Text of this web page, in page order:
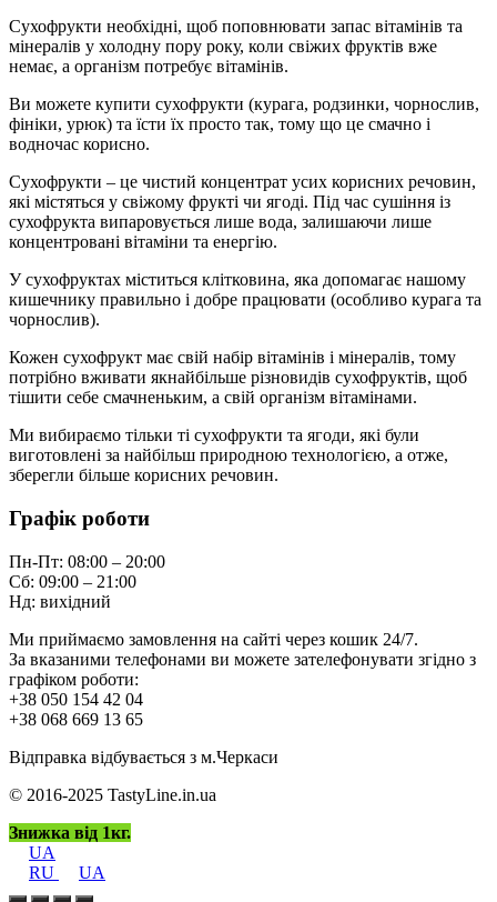
Сухофрукти необхідні, щоб поповнювати запас вітамінів та
мінералів у холодну пору року, коли свіжих фруктів вже
немає, а організм потребує вітамінів.
Ви можете купити сухофрукти (курага, родзинки, чорнослив,
фініки, урюк) та їсти їх просто так, тому що це смачно і
водночас корисно.
Сухофрукти – це чистий концентрат усих корисних речовин,
які містяться у свіжому фрукті чи ягоді. Під час сушіння із
сухофрукта випаровується лише вода, залишаючи лише
концентровані вітаміни та енергію.
У сухофруктах міститься клітковина, яка допомагає нашому
кишечнику правильно і добре працювати (особливо курага та
чорнослив).
Кожен сухофрукт має свій набір вітамінів і мінералів, тому
потрібно вживати якнайбільше різновидів сухофруктів, щоб
тішити себе смачненьким, а свій організм вітамінами.
Ми вибираємо тільки ті сухофрукти та ягоди, які були
виготовлені за найбільш природною технологією, а отже,
зберегли більше корисних речовин.
Графік роботи
Пн-Пт: 08:00 – 20:00
Сб: 09:00 – 21:00
Нд: вихідний
Ми приймаємо замовлення на сайті через кошик 24/7.
За вказаними телефонами ви можете зателефонувати згідно з
графіком роботи:
+38 050 154 42 04
+38 068 669 13 65
Відправка відбувається з м.Черкаси
© 2016-2025 TastyLine.in.ua
Знижка від 1кг.
UA
RU
UA